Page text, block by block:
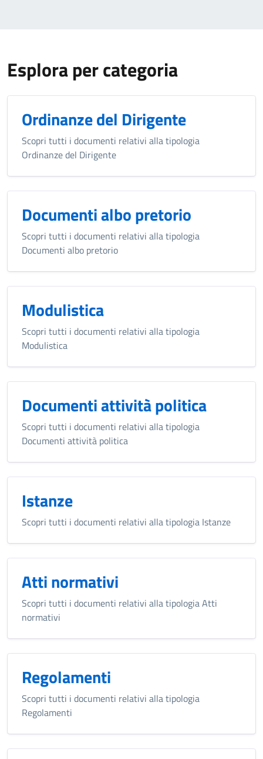
Esplora per categoria
Ordinanze del Dirigente
Scopri tutti i documenti relativi alla tipologia
Ordinanze del Dirigente
Documenti albo pretorio
Scopri tutti i documenti relativi alla tipologia
Documenti albo pretorio
Modulistica
Scopri tutti i documenti relativi alla tipologia
Modulistica
Documenti attività politica
Scopri tutti i documenti relativi alla tipologia
Documenti attività politica
Istanze
Scopri tutti i documenti relativi alla tipologia Istanze
Atti normativi
Scopri tutti i documenti relativi alla tipologia Atti
normativi
Regolamenti
Scopri tutti i documenti relativi alla tipologia
Regolamenti